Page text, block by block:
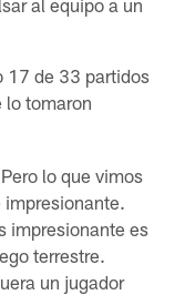
17 de 33 partidos
lo tomaron
lo que vimos
impresionante es
terrestre.
un jugador